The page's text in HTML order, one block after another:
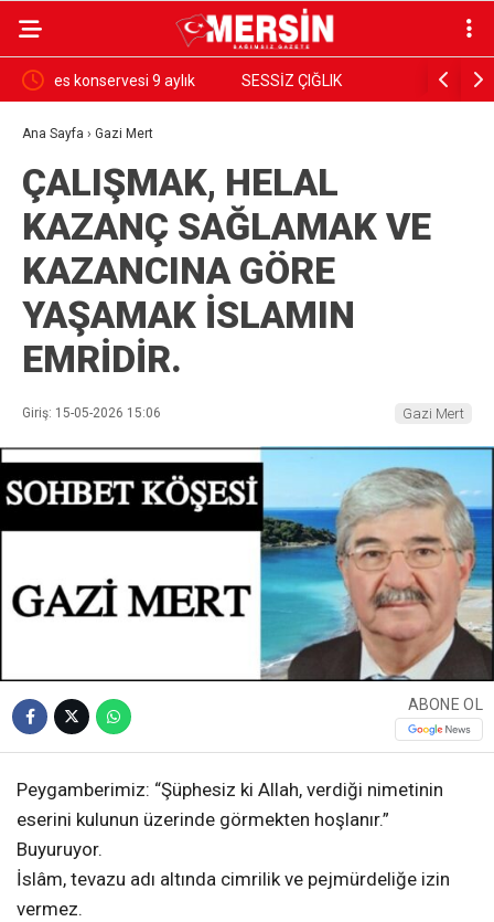
SESSİZ ÇIĞLIK
Ana Sayfa › Gazi Mert
ÇALIŞMAK, HELAL
KAZANÇ SAĞLAMAK VE
KAZANCINA GÖRE
YAŞAMAK İSLAMIN
EMRİDİR.
Giriş: 15-05-2026 15:06 Gazi Mert
ABONE OL
Peygamberimiz: “Şüphesiz ki Allah, verdiği nimetinin
eserini kulunun üzerinde görmekten hoşlanır.”
Buyuruyor.
İslâm, tevazu adı altında cimrilik ve pejmürdeliğe izin
vermez.